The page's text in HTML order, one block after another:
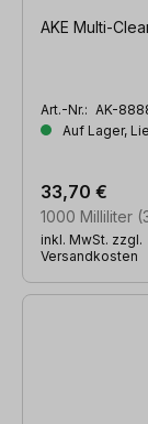
AKE Multi-
Art.-Nr.: AK-
Auf Lager,
1000 Milliliter
33,70 €
inkl. MwSt. zzgl.
Versandkosten